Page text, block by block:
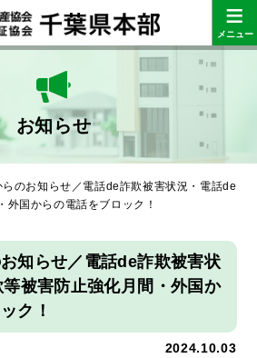
≡
メニュー
お知らせ
らのお知らせ／電話de詐欺被害状況・電話de
外国からの電話をブロック！
知らせ／電話de詐欺被害状
被害防止強化月間・外国か
ク！
2024.10.03